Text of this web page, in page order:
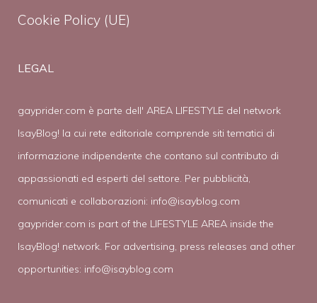
Cookie Policy (UE)
LEGAL
gayprider.com è parte dell' AREA LIFESTYLE del network
IsayBlog! la cui rete editoriale comprende siti tematici di
informazione indipendente che contano sul contributo di
appassionati ed esperti del settore. Per pubblicità,
comunicati e collaborazioni: info@isayblog.com
gayprider.com is part of the LIFESTYLE AREA inside the
IsayBlog! network. For advertising, press releases and other
opportunities: info@isayblog.com